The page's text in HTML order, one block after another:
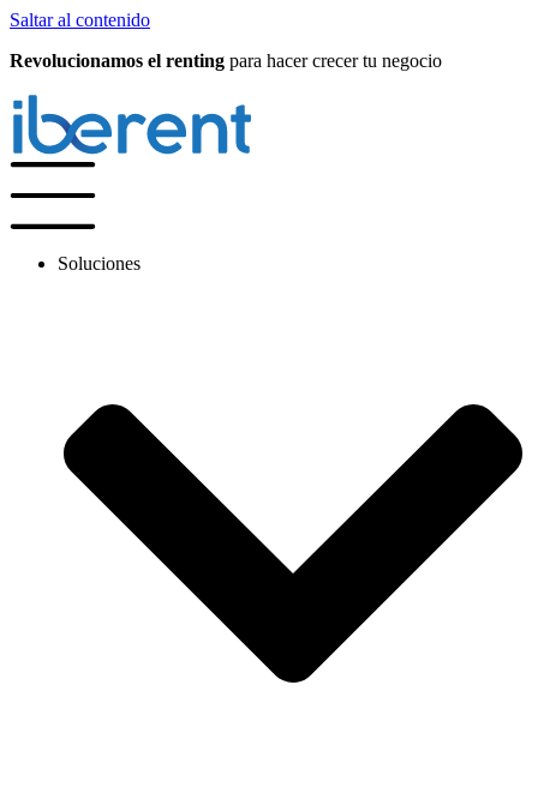
Saltar al contenido
Revolucionamos el renting para hacer crecer tu negocio
Soluciones